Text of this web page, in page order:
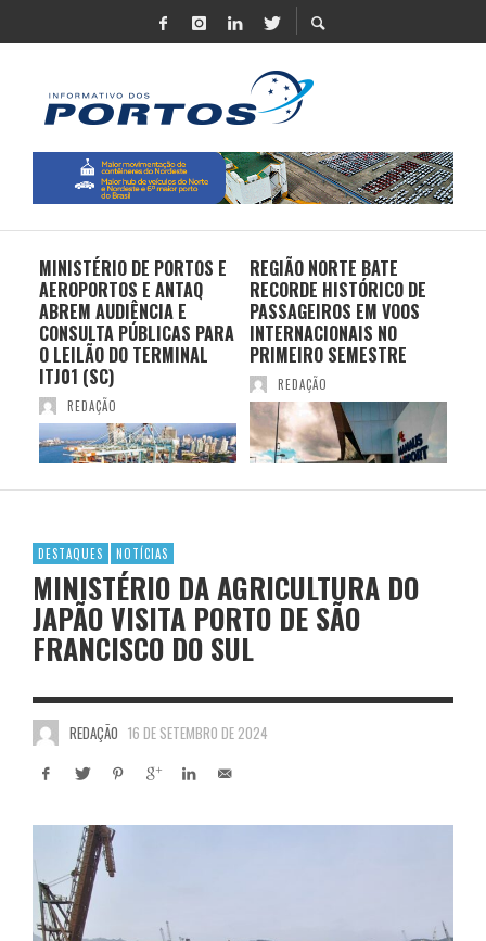
MINISTÉRIO DE PORTOS E
AEROPORTOS E ANTAQ
ABREM AUDIÊNCIA E
CONSULTA PÚBLICAS PARA
O LEILÃO DO TERMINAL
ITJ01 (SC)
REDAÇÃO
REGIÃO NORTE BATE
RECORDE HISTÓRICO DE
PASSAGEIROS EM VOOS
INTERNACIONAIS NO
PRIMEIRO SEMESTRE
REDAÇÃO
DESTAQUES NOTÍCIAS
MINISTÉRIO DA AGRICULTURA DO
JAPÃO VISITA PORTO DE SÃO
FRANCISCO DO SUL
REDAÇÃO 16 DE SETEMBRO DE 2024